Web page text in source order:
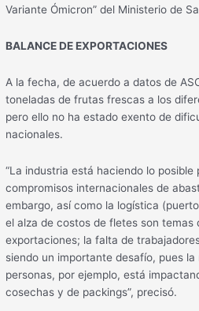
Variante Ómicron” del Ministerio de
BALANCE DE EXPORTACIONES
A la fecha, de acuerdo a datos de
toneladas de frutas frescas a los
pero ello no ha estado exento de
nacionales.
“La industria está haciendo lo posible
compromisos internacionales de
embargo, así como la logística
el alza de costos de fletes son
exportaciones; la falta de
siendo un importante desafío, pues
personas, por ejemplo, está
cosechas y de packings”, precisó.